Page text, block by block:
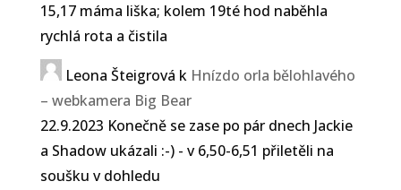
15,17 máma liška; kolem 19té hod naběhla
rychlá rota a čistila
Leona Šteigrová k Hnízdo orla bělohlavého
– webkamera Big Bear
22.9.2023 Konečně se zase po pár dnech Jackie
a Shadow ukázali :-) - v 6,50-6,51 přiletěli na
soušku v dohledu